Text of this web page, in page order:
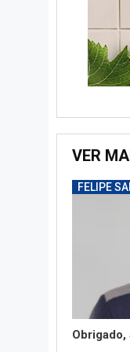
VER
FELIPE
Obrigado,